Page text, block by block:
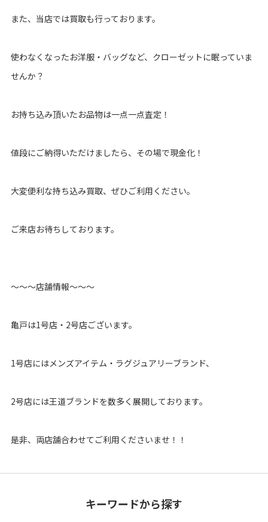
また、当店では買取も行っております。
使わなくなったお洋服・バッグなど、クローゼットに眠っていま
せんか？
お持ち込み頂いたお品物は一点一点査定！
値段にご納得いただけましたら、その場で現金化！
大変便利な持ち込み買取、ぜひご利用ください。
ご来店お待ちしております。
〜〜〜店舗情報〜〜〜
亀戸は1号店・2号店ございます。
1号店にはメンズアイテム・ラグジュアリーブランド、
2号店には王道ブランドを数多く展開しております。
是非、両店舗合わせてご利用くださいませ！！
キーワードから探す